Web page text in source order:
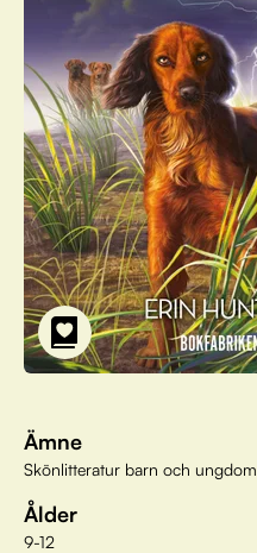
Ämne
Skönlitteratur barn och ungdom
Ålder
9-12